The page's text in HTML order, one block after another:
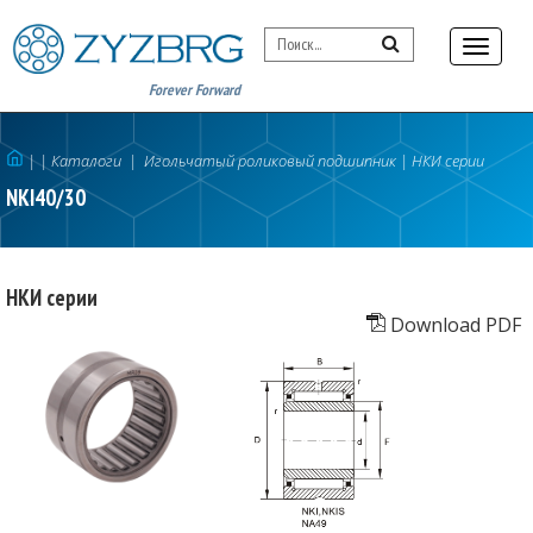
Forever Forward
|| Каталоги | Игольчатый роликовый подшипник | НКИ серии
NKI40/30
НКИ серии
Download PDF